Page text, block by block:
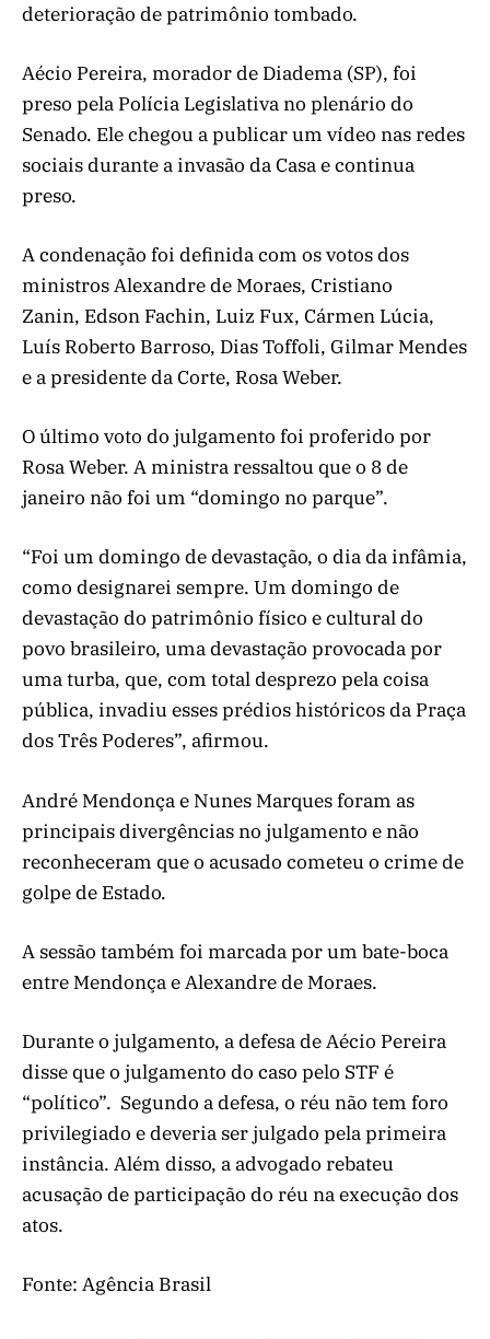
deterioração de patrimônio tombado.
Aécio Pereira, morador de Diadema (SP), foi
preso pela Polícia Legislativa no plenário do
Senado. Ele chegou a publicar um vídeo nas redes
sociais durante a invasão da Casa e continua
preso.
A condenação foi definida com os votos dos
ministros Alexandre de Moraes, Cristiano
Zanin, Edson Fachin, Luiz Fux, Cármen Lúcia,
Luís Roberto Barroso, Dias Toffoli, Gilmar Mendes
e a presidente da Corte, Rosa Weber.
O último voto do julgamento foi proferido por
Rosa Weber. A ministra ressaltou que o 8 de
janeiro não foi um “domingo no parque”.
“Foi um domingo de devastação, o dia da infâmia,
como designarei sempre. Um domingo de
devastação do patrimônio físico e cultural do
povo brasileiro, uma devastação provocada por
uma turba, que, com total desprezo pela coisa
pública, invadiu esses prédios históricos da Praça
dos Três Poderes”, afirmou.
André Mendonça e Nunes Marques foram as
principais divergências no julgamento e não
reconheceram que o acusado cometeu o crime de
golpe de Estado.
A sessão também foi marcada por um bate-boca
entre Mendonça e Alexandre de Moraes.
Durante o julgamento, a defesa de Aécio Pereira
disse que o julgamento do caso pelo STF é
“político”. Segundo a defesa, o réu não tem foro
privilegiado e deveria ser julgado pela primeira
instância. Além disso, a advogado rebateu
acusação de participação do réu na execução dos
atos.
Fonte: Agência Brasil